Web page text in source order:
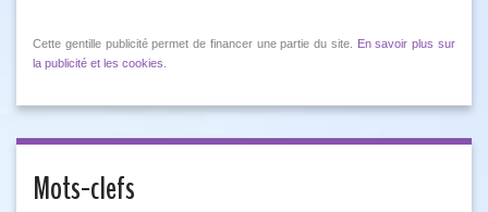
Cette gentille publicité permet de financer une partie du site.
En savoir plus sur
la publicité et les cookies
Mots-clefs